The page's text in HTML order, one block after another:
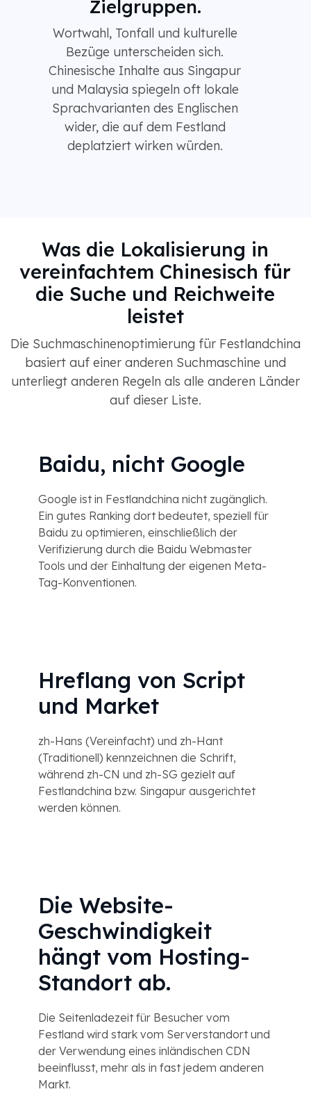
Zielgruppen.
Wortwahl, Tonfall und kulturelle
Bezüge unterscheiden sich.
Chinesische Inhalte aus Singapur
und Malaysia spiegeln oft lokale
Sprachvarianten des Englischen
wider, die auf dem Festland
deplatziert wirken würden.
Was die Lokalisierung in
vereinfachtem Chinesisch für
die Suche und Reichweite
leistet
Die Suchmaschinenoptimierung für Festlandchina
basiert auf einer anderen Suchmaschine und
unterliegt anderen Regeln als alle anderen Länder
auf dieser Liste.
Baidu, nicht Google
Google ist in Festlandchina nicht zugänglich.
Ein gutes Ranking dort bedeutet, speziell für
Baidu zu optimieren, einschließlich der
Verifizierung durch die Baidu Webmaster
Tools und der Einhaltung der eigenen Meta-
Tag-Konventionen.
Hreflang von Script
und Market
zh-Hans (Vereinfacht) und zh-Hant
(Traditionell) kennzeichnen die Schrift,
während zh-CN und zh-SG gezielt auf
Festlandchina bzw. Singapur ausgerichtet
werden können.
Die Website-
Geschwindigkeit
hängt vom Hosting-
Standort ab.
Die Seitenladezeit für Besucher vom
Festland wird stark vom Serverstandort und
der Verwendung eines inländischen CDN
beeinflusst, mehr als in fast jedem anderen
Markt.